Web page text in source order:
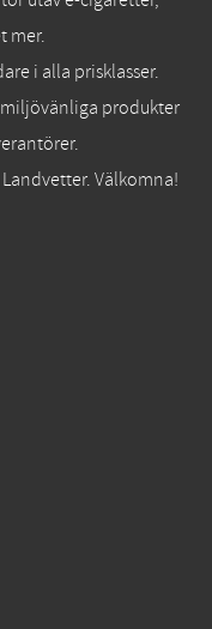
mer.
i alla prisklasser.
produkter
Välkomna!